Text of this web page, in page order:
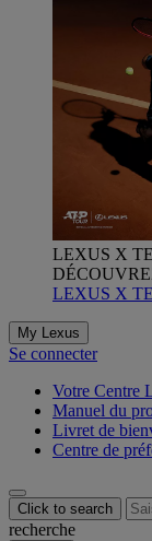
LEXUS X
LEXUS X
My Lexus
Se connecter
Votre Centre
Manuel du
Livret de
Centre de
Click to search
recherche